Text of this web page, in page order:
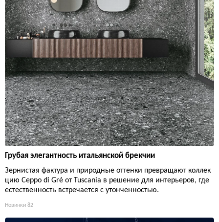
Грубая элегантность итальянской брекчии
Зернистая фактура и природные оттенки превращают коллек
цию Ceppo di Gré от Tuscania в решение для интерьеров, где
естественность встречается с утонченностью.
Новинки 82